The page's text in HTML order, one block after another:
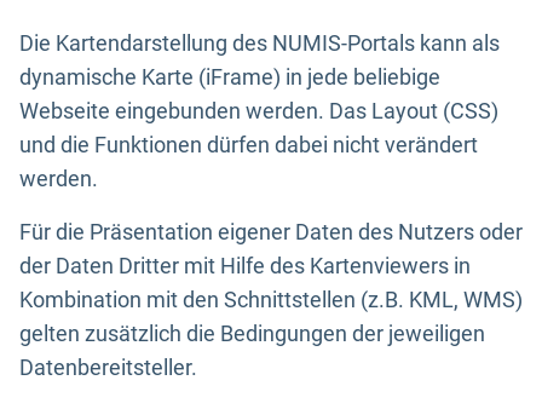
Die Kartendarstellung des NUMIS-Portals kann als
dynamische Karte (iFrame) in jede beliebige
Webseite eingebunden werden. Das Layout (CSS)
und die Funktionen dürfen dabei nicht verändert
werden.
Für die Präsentation eigener Daten des Nutzers oder
der Daten Dritter mit Hilfe des Kartenviewers in
Kombination mit den Schnittstellen (z.B. KML, WMS)
gelten zusätzlich die Bedingungen der jeweiligen
Datenbereitsteller.